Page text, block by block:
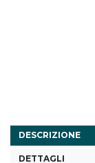
DESCRIZIONE
DETTAGLI